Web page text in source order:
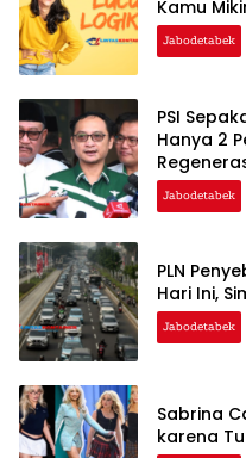
Kamu
Jabodetabek
PSI
Hanya 2
Jabodetabek
PLN
Hari Ini,
Jabodetabek
Sabrina
karena